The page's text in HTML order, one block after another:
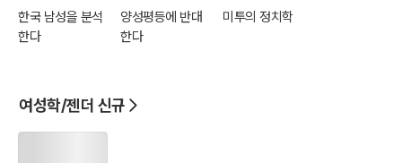
한국 남성을 분석
한다
양성평등에 반대
한다
미투의 정치학
여성학/젠더 신규